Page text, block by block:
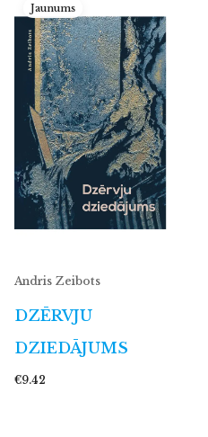
Jaunums
Andris Zeibots
DZĒRVJU
DZIEDĀJUMS
€9.42